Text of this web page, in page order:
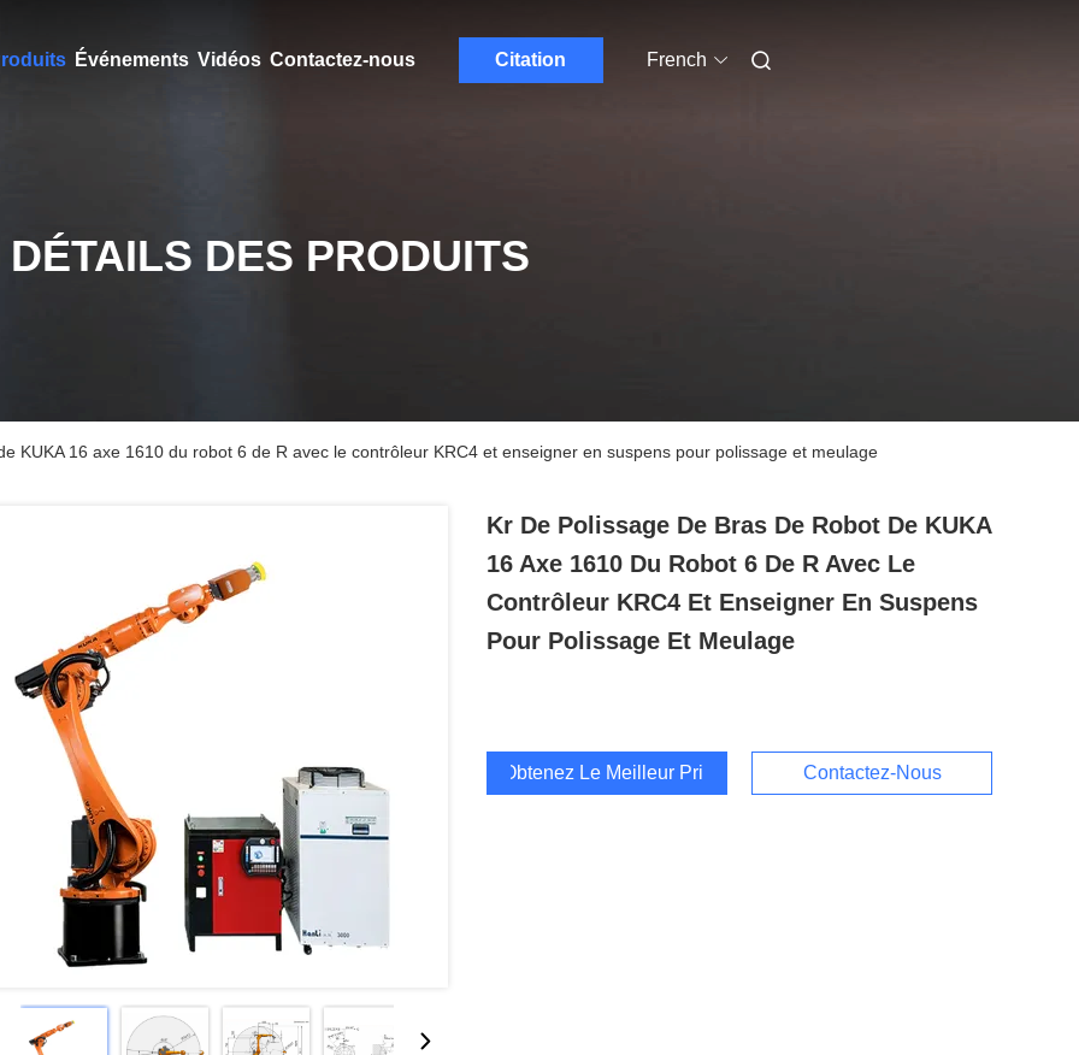
Événements Vidéos Contactez-nous Citation French
DÉTAILS DES PRODUITS
KUKA 16 axe 1610 du robot 6 de R avec le contrôleur KRC4 et enseigner en suspens pour polissage et meulage
Kr De Polissage De Bras De Robot De KUKA
16 Axe 1610 Du Robot 6 De R Avec Le
Contrôleur KRC4 Et Enseigner En Suspens
Pour Polissage Et Meulage
Obtenez Le Meilleur Prix Contactez-Nous